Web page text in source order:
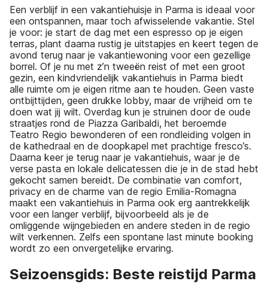
Een verblijf in een vakantiehuisje in Parma is ideaal voor
een ontspannen, maar toch afwisselende vakantie. Stel
je voor: je start de dag met een espresso op je eigen
terras, plant daarna rustig je uitstapjes en keert tegen de
avond terug naar je vakantiewoning voor een gezellige
borrel. Of je nu met z’n tweeën reist of met een groot
gezin, een kindvriendelijk vakantiehuis in Parma biedt
alle ruimte om je eigen ritme aan te houden. Geen vaste
ontbijttijden, geen drukke lobby, maar de vrijheid om te
doen wat jij wilt. Overdag kun je struinen door de oude
straatjes rond de Piazza Garibaldi, het beroemde
Teatro Regio bewonderen of een rondleiding volgen in
de kathedraal en de doopkapel met prachtige fresco’s.
Daarna keer je terug naar je vakantiehuis, waar je de
verse pasta en lokale delicatessen die je in de stad hebt
gekocht samen bereidt. De combinatie van comfort,
privacy en de charme van de regio Emilia-Romagna
maakt een vakantiehuis in Parma ook erg aantrekkelijk
voor een langer verblijf, bijvoorbeeld als je de
omliggende wijngebieden en andere steden in de regio
wilt verkennen. Zelfs een spontane last minute booking
wordt zo een onvergetelijke ervaring.
Seizoensgids: Beste reistijd Parma